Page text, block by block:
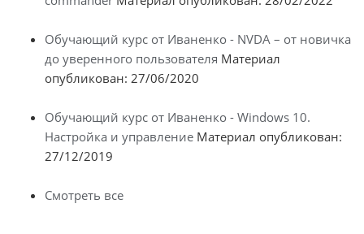
Обучающий курс от Иваненко - NVDA – от новичка
до уверенного пользователя Материал
опубликован: 27/06/2020
Обучающий курс от Иваненко - Windows 10.
Настройка и управление Материал опубликован:
27/12/2019
Смотреть все